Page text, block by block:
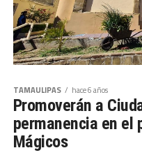
TAMAULIPAS hace 6 años
Promoverán a
permanencia en el
Mágicos